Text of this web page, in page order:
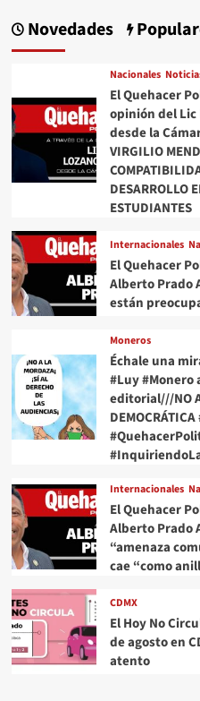
Novedades
Nacionales
El Quehacer
opinión del Lic
desde la
VIRGILIO
DESARROLLO
ESTUDIANTES
Internacionales
El Quehacer
Alberto Prado
están
Moneros
Échale una
#Luy #Monero
editorial///NO A
DEMOCRÁTICA
Internacionales
El Quehacer
Alberto Prado
“amenaza
cae “como
CDMX
El Hoy No
de agosto en
atento